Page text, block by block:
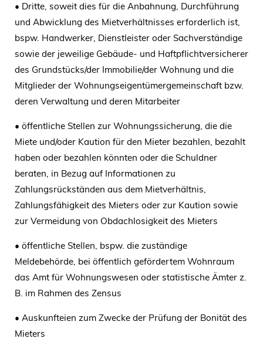
• Dritte, soweit dies für die Anbahnung, Durchführung
und Abwicklung des Mietverhältnisses erforderlich ist,
bspw. Handwerker, Dienstleister oder Sachverständige
sowie der jeweilige Gebäude- und Haftpflichtversicherer
des Grundstücks/der Immobilie/der Wohnung und die
Mitglieder der Wohnungseigentümergemeinschaft bzw.
deren Verwaltung und deren Mitarbeiter
• öffentliche Stellen zur Wohnungssicherung, die die
Miete und/oder Kaution für den Mieter bezahlen, bezahlt
haben oder bezahlen könnten oder die Schuldner
beraten, in Bezug auf Informationen zu
Zahlungsrückständen aus dem Mietverhältnis,
Zahlungsfähigkeit des Mieters oder zur Kaution sowie
zur Vermeidung von Obdachlosigkeit des Mieters
• öffentliche Stellen, bspw. die zuständige
Meldebehörde, bei öffentlich gefördertem Wohnraum
das Amt für Wohnungswesen oder statistische Ämter z.
B. im Rahmen des Zensus
• Auskunfteien zum Zwecke der Prüfung der Bonität des
Mieters